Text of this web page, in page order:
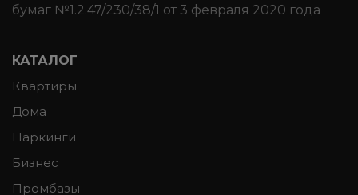
бумаг №1.2.47/230/38/1 от 3 февраля 2020 года
КАТАЛОГ
Квартиры
Дома
Паркинги
Бизнес
Промбазы